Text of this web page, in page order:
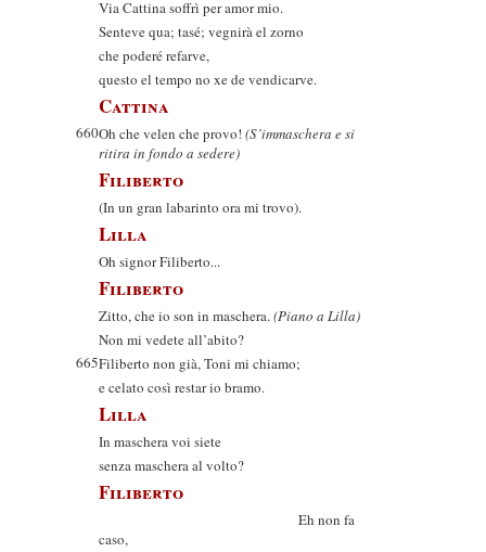
Via Cattina soffrì per amor mio.
Senteve qua; tasé; vegnirà el zorno
che poderé refarve,
questo el tempo no xe de vendicarve.
Cattina
660Oh che velen che provo! (S’immaschera e si
ritira in fondo a sedere)
Filiberto
(In un gran labarinto ora mi trovo).
Lilla
Oh signor Filiberto...
Filiberto
Zitto, che io son in maschera.(Piano a Lilla)
Non mi vedete all’abito?
665Filiberto non già, Toni mi chiamo;
e celato così restar io bramo.
Lilla
In maschera voi siete
senza maschera al volto?
Filiberto
Eh non fa
caso,